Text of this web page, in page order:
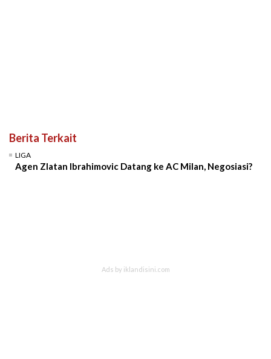
Berita Terkait
LIGA
Agen Zlatan Ibrahimovic Datang ke AC Milan, Negosiasi?